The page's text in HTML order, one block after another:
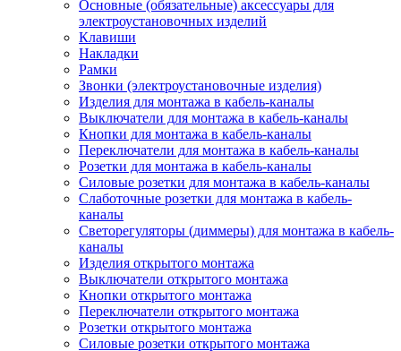
Основные (обязательные) аксессуары для
электроустановочных изделий
Клавиши
Накладки
Рамки
Звонки (электроустановочные изделия)
Изделия для монтажа в кабель-каналы
Выключатели для монтажа в кабель-каналы
Кнопки для монтажа в кабель-каналы
Переключатели для монтажа в кабель-каналы
Розетки для монтажа в кабель-каналы
Силовые розетки для монтажа в кабель-каналы
Слаботочные розетки для монтажа в кабель-
каналы
Светорегуляторы (диммеры) для монтажа в кабель-
каналы
Изделия открытого монтажа
Выключатели открытого монтажа
Кнопки открытого монтажа
Переключатели открытого монтажа
Розетки открытого монтажа
Силовые розетки открытого монтажа